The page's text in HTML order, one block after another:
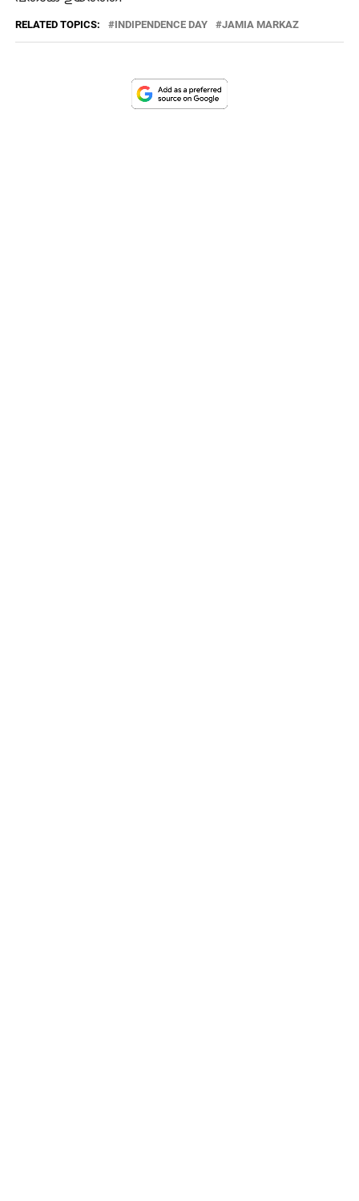
RELATED TOPICS: INDIPENDENCE DAY JAMIA MARKAZ